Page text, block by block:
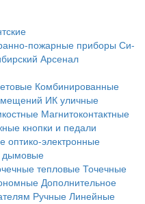
пожарные приборы Си-
Арсенал
Комбинированные
ИК уличные
Магнитоконтактные
кнопки и педали
оптико-электронные
дымовые
тепловыеТочечные
Дополнительное
Ручные Линейные